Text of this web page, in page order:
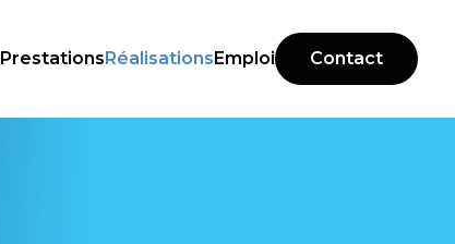
PrestationsRéalisationsEmploi Contact